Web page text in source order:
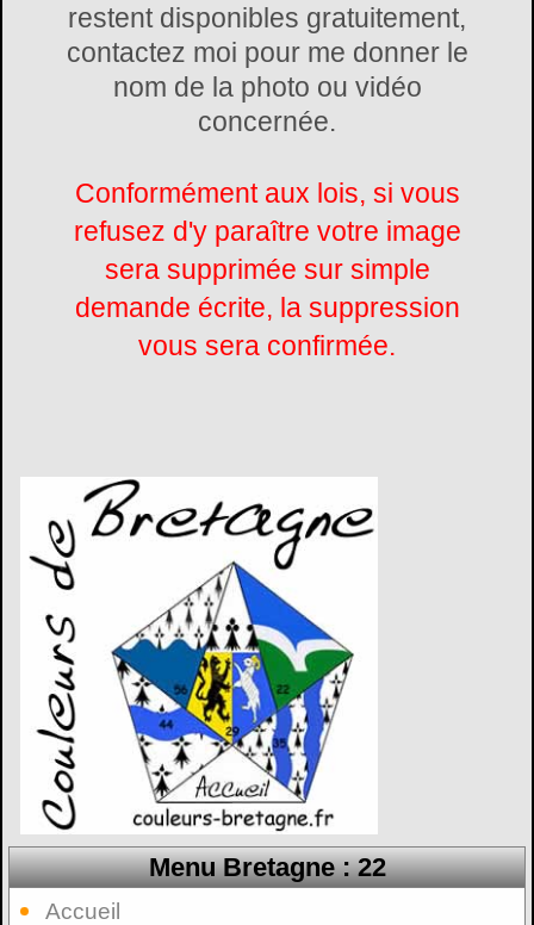
restent disponibles gratuitement,
contactez moi pour me donner le
nom de la photo ou vidéo
concernée.
Conformément aux lois, si vous
refusez d'y paraître votre image
sera supprimée sur simple
demande écrite, la suppression
vous sera confirmée.
Menu Bretagne : 22
Accueil